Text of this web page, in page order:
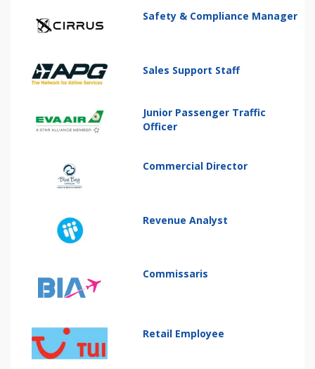
Safety & Compliance Manager
Sales Support Staff
Junior Passenger Traffic
Officer
Commercial Director
Revenue Analyst
Commissaris
Retail Employee